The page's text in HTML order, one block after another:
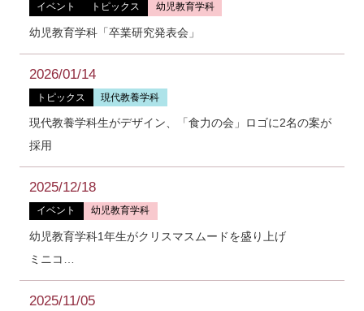
イベント トピックス 幼児教育学科
幼児教育学科「卒業研究発表会」
2026/01/14
トピックス 現代教養学科
現代教養学科生がデザイン、「食力の会」ロゴに2名の案が
採用
2025/12/18
イベント 幼児教育学科
幼児教育学科1年生がクリスマスムードを盛り上げ
ミニコ…
2025/11/05